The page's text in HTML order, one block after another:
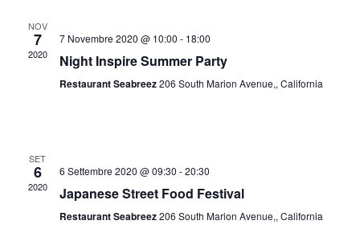
NOV
7
2020
7 Novembre 2020 @ 10:00 - 18:00
Night Inspire Summer Party
Restaurant Seabreez206 South Marion Avenue,, California
SET
6
2020
6 Settembre 2020 @ 09:30 -20:30
Japanese Street Food Festival
Restaurant Seabreez206 South Marion Avenue,, California